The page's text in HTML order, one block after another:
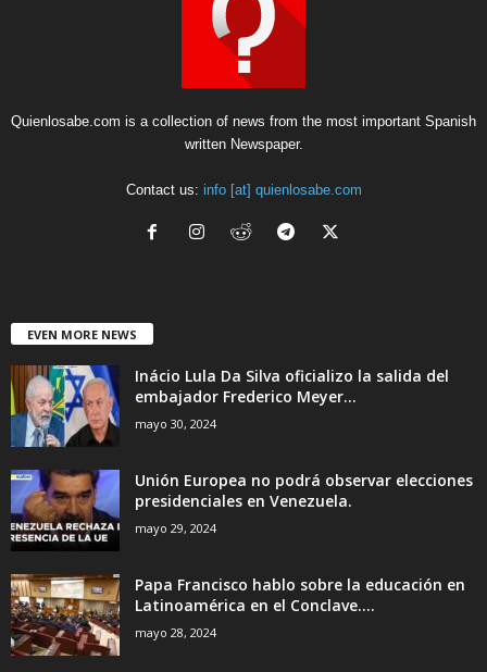
Quienlosabe.com is a collection of news from the most important Spanish
written Newspaper.
Contact us: info [at] quienlosabe.com
EVEN MORE NEWS
Inácio Lula Da Silva oficializo la salida del
embajador Frederico Meyer...
mayo 30, 2024
Unión Europea no podrá observar elecciones
presidenciales en Venezuela.
mayo 29, 2024
Papa Francisco hablo sobre la educación en
Latinoamérica en el Conclave....
mayo 28, 2024